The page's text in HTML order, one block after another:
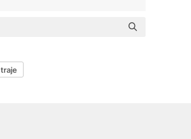
traje